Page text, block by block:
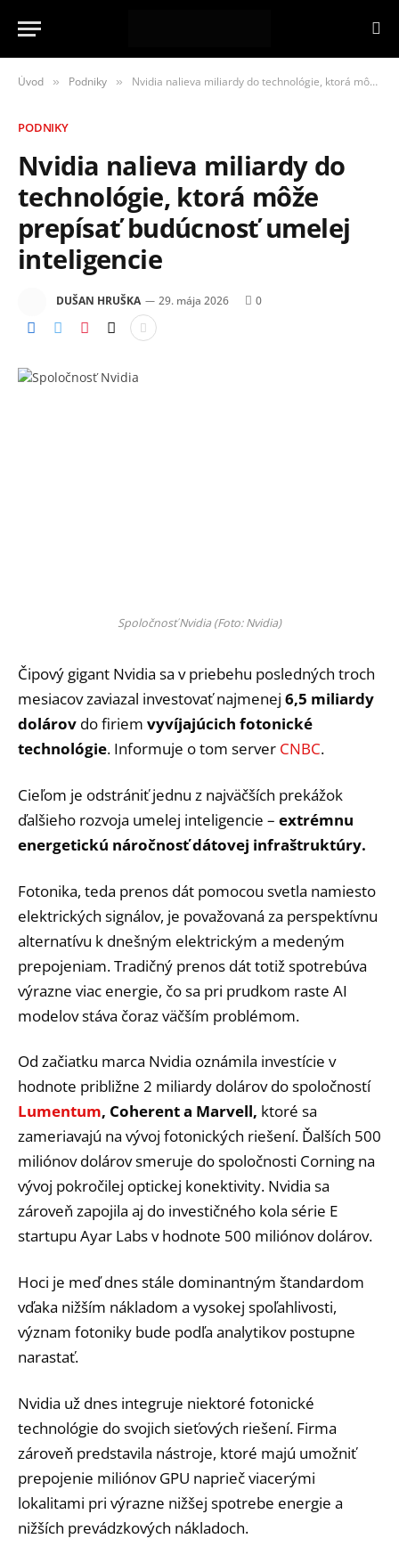
Úvod » Podniky » Nvidia nalieva miliardy do technológie, ktorá môže prepísať budúcnosť umelej inteligencie
PODNIKY
Nvidia nalieva miliardy do
technológie, ktorá môže
prepísať budúcnosť umelej
inteligencie
DUŠAN HRUŠKA 29. mája 2026 0
Spoločnosť Nvidia (Foto: Nvidia)
Čipový gigant Nvidia sa v priebehu posledných troch
mesiacov zaviazal investovať najmenej 6,5 miliardy
dolárov do firiem vyvíjajúcich fotonické
technológie. Informuje o tom server CNBC.
Cieľom je odstrániť jednu z najväčších prekážok
ďalšieho rozvoja umelej inteligencie – extrémnu
energetickú náročnosť dátovej infraštruktúry.
Fotonika, teda prenos dát pomocou svetla namiesto
elektrických signálov, je považovaná za perspektívnu
alternatívu k dnešným elektrickým a medeným
prepojeniam. Tradičný prenos dát totiž spotrebúva
výrazne viac energie, čo sa pri prudkom raste AI
modelov stáva čoraz väčším problémom.
Od začiatku marca Nvidia oznámila investície v
hodnote približne 2 miliardy dolárov do spoločností
Lumentum, Coherent a Marvell, ktoré sa
zameriavajú na vývoj fotonických riešení. Ďalších 500
miliónov dolárov smeruje do spoločnosti Corning na
vývoj pokročilej optickej konektivity. Nvidia sa
zároveň zapojila aj do investičného kola série E
startupu Ayar Labs v hodnote 500 miliónov dolárov.
Hoci je meď dnes stále dominantným štandardom
vďaka nižším nákladom a vysokej spoľahlivosti,
význam fotoniky bude podľa analytikov postupne
narastať.
Nvidia už dnes integruje niektoré fotonické
technológie do svojich sieťových riešení. Firma
zároveň predstavila nástroje, ktoré majú umožniť
prepojenie miliónov GPU naprieč viacerými
lokalitami pri výrazne nižšej spotrebe energie a
nižších prevádzkových nákladoch.